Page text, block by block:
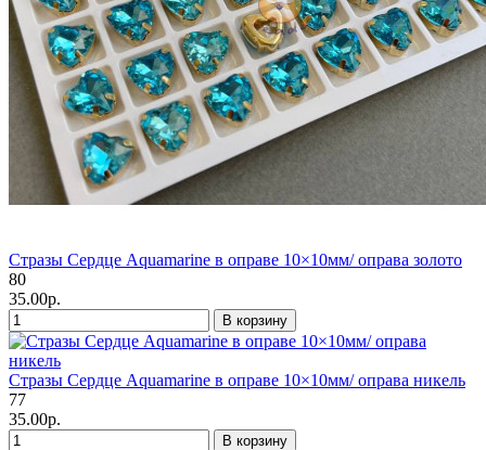
Стразы Сердце Aquamarine в оправе 10×10мм/ оправа золото
80
35.00р.
В корзину
Стразы Сердце Aquamarine в оправе 10×10мм/ оправа никель
77
35.00р.
В корзину